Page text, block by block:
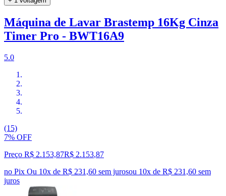
Máquina de Lavar Brastemp 16Kg Cinza
Timer Pro - BWT16A9
5.0
(15)
7% OFF
Preço R$ 2.153,87R$ 2.153,87
no Pix Ou 10x de R$ 231,60 sem jurosou 10x de R$ 231,60 sem
juros